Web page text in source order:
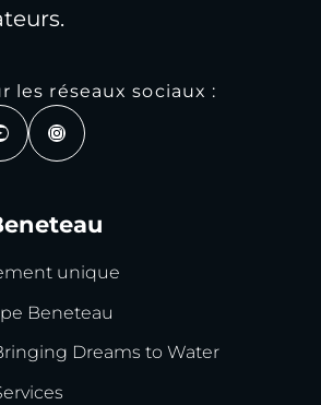
les réseaux sociaux :
unique
Beneteau
Dreams to Water